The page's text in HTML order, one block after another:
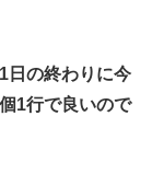
日の終わりに今
1行で良いので